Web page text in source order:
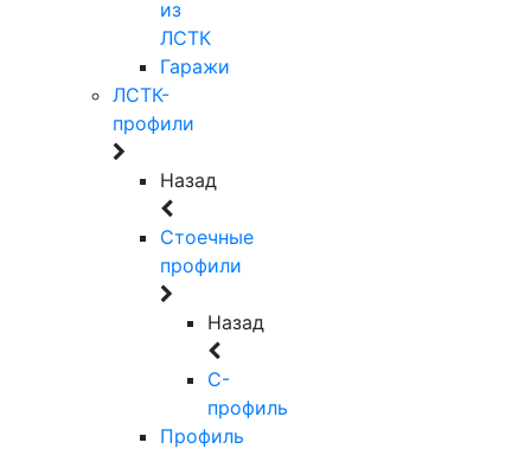
из
ЛСТК
Гаражи
ЛСТК-
профили
Назад
Стоечные
профили
Назад
C-
профиль
Профиль